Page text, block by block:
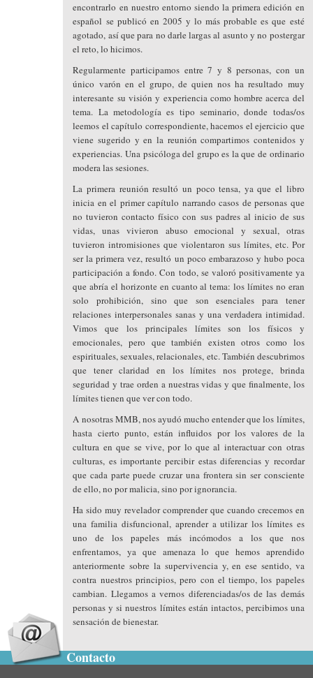
encontrarlo en nuestro entorno siendo la primera edición en
español se publicó en 2005 y lo más probable es que esté
agotado, así que para no darle largas al asunto y no postergar
el reto, lo hicimos.
Regularmente participamos entre 7 y 8 personas, con un
único varón en el grupo, de quien nos ha resultado muy
interesante su visión y experiencia como hombre acerca del
tema. La metodología es tipo seminario, donde todas/os
leemos el capítulo correspondiente, hacemos el ejercicio que
viene sugerido y en la reunión compartimos contenidos y
experiencias. Una psicóloga del grupo es la que de ordinario
modera las sesiones.
La primera reunión resultó un poco tensa, ya que el libro
inicia en el primer capítulo narrando casos de personas que
no tuvieron contacto físico con sus padres al inicio de sus
vidas, unas vivieron abuso emocional y sexual, otras
tuvieron intromisiones que violentaron sus límites, etc. Por
ser la primera vez, resultó un poco embarazoso y hubo poca
participación a fondo. Con todo, se valoró positivamente ya
que abría el horizonte en cuanto al tema: los límites no eran
solo prohibición, sino que son esenciales para tener
relaciones interpersonales sanas y una verdadera intimidad.
Vimos que los principales límites son los físicos y
emocionales, pero que también existen otros como los
espirituales, sexuales, relacionales, etc. También descubrimos
que tener claridad en los límites nos protege, brinda
seguridad y trae orden a nuestras vidas y que finalmente, los
límites tienen que ver con todo.
A nosotras MMB, nos ayudó mucho entender que los límites,
hasta cierto punto, están influidos por los valores de la
cultura en que se vive, por lo que al interactuar con otras
culturas, es importante percibir estas diferencias y recordar
que cada parte puede cruzar una frontera sin ser consciente
de ello, no por malicia, sino por ignorancia.
Ha sido muy revelador comprender que cuando crecemos en
una familia disfuncional, aprender a utilizar los límites es
uno de los papeles más incómodos a los que nos
enfrentamos, ya que amenaza lo que hemos aprendido
anteriormente sobre la supervivencia y, en ese sentido, va
contra nuestros principios, pero con el tiempo, los papeles
cambian. Llegamos a vernos diferenciadas/os de las demás
personas y si nuestros límites están intactos, percibimos una
sensación de bienestar.
Contacto